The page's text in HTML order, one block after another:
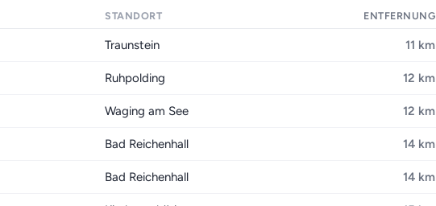
STANDORT ENTFERNUNG
Traunstein 11 km
Ruhpolding 12 km
Waging am See 12 km
Bad Reichenhall 14 km
Bad Reichenhall 14 km